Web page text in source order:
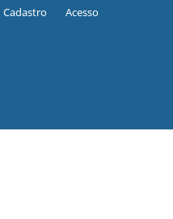
Cadastro Acesso